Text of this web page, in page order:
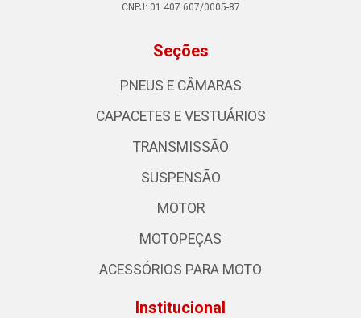
CNPJ: 01.407.607/0005-87
Seções
PNEUS E CÂMARAS
CAPACETES E VESTUÁRIOS
TRANSMISSÃO
SUSPENSÃO
MOTOR
MOTOPEÇAS
ACESSÓRIOS PARA MOTO
Institucional